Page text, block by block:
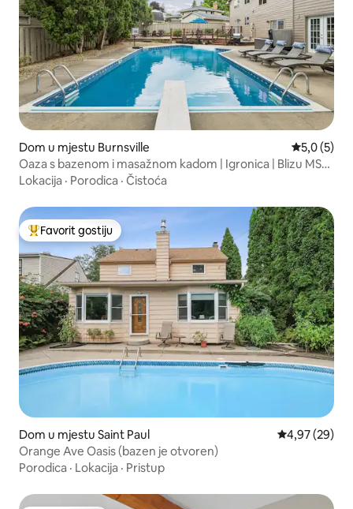
Dom u mjestu Burnsville Prosječna
5,0 (5)
Oaza s bazenom i masažnom kadom | Igronica | Blizu MSP-
a i MOA-e
Lokacija · Porodica · Čistoća
Glavni favorit gostiju
Favorit gostiju
Dom u mjestu Saint Paul Prosječna
4,97 (29)
Orange Ave Oasis (bazen je otvoren)
Porodica · Lokacija · Pristup